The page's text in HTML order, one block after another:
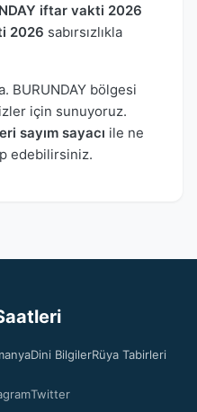
iftar vakti 2026
2026 sabırsızlıkla
BURUNDAY bölgesi
için sunuyoruz.
sayım sayacı ile ne
edebilirsiniz.
Dini BilgilerRüya Tabirleri
Twitter